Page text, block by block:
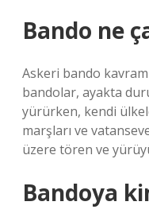
Bando ne
Askeri bando
bandolar, ayakta
yürürken, kendi
marşları ve
üzere tören ve
Bandoya